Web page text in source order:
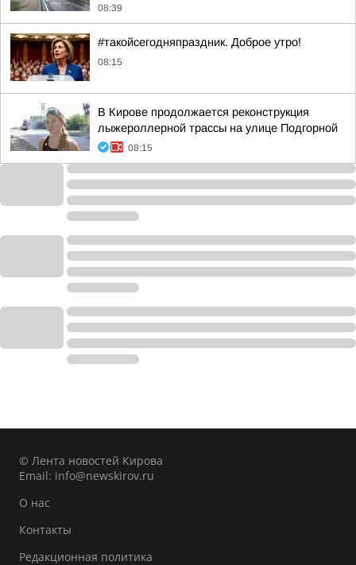
08:39
#такойсегодняпраздник. Доброе утро!
08:15
В Кирове продолжается реконструкция
лыжероллерной трассы на улице Подгорной
08:15
© Лента новостей Кирова
Email: info@newskirov.ru
О нас
Контакты
Редакционная политика